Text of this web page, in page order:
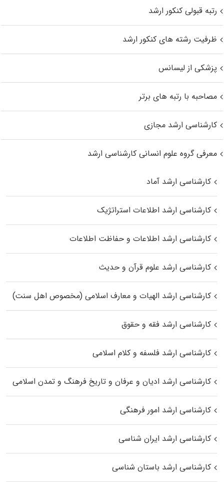
رتبه قبولی کنکور ارشد
ظرفیت رشته های کنکور ارشد
پزشکی از لیسانس
مصاحبه با رتبه های برتر
کارشناسی ارشد مجازی
معرفی گروه علوم انسانی کارشناسی ارشد
کارشناسی ارشد آماد
کارشناسی ارشد اطلاعات استراتژیک
کارشناسی ارشد اطلاعات و حفاظت اطلاعات
کارشناسی ارشد علوم قرآن و حدیث
کارشناسی ارشد الهیات و معارف اسلامی (مخصوص اهل سنت)
کارشناسی ارشد فقه و حقوق
کارشناسی ارشد فلسفه و کلام اسلامی
کارشناسی ارشد ادیان و عرفان و تاریخ فرهنگ و تمدن اسلامی
کارشناسی ارشد امور فرهنگی
کارشناسی ارشد ایران شناسی
کارشناسی ارشد باستان شناسی